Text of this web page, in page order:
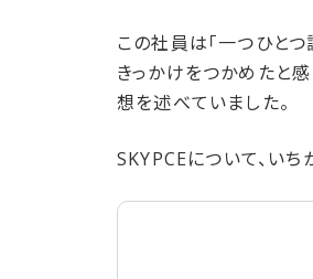
この社員は「一つひと
きっかけをつかめたと
想を述べていました。
SKYPCEについて、い